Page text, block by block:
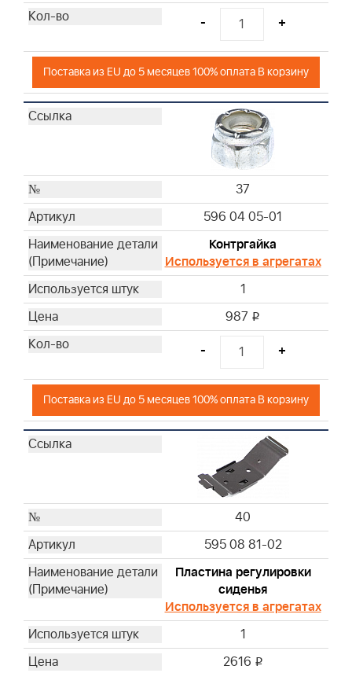
- +
Поставка из EU до 5 месяцев 100% оплата В корзину
37
596 04 05-01
Контргайка
Используется в агрегатах
1
987 i
- +
Поставка из EU до 5 месяцев 100% оплата В корзину
40
595 08 81-02
Пластина регулировки
сиденья
Используется в агрегатах
1
2616 i